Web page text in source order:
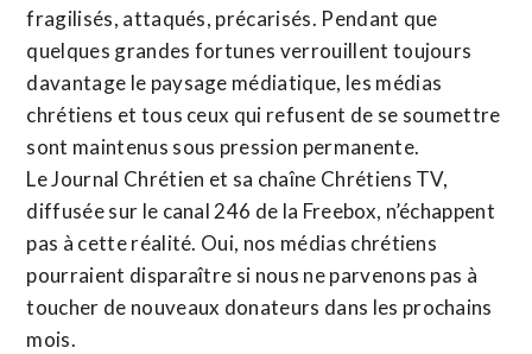
fragilisés, attaqués, précarisés. Pendant que
quelques grandes fortunes verrouillent toujours
davantage le paysage médiatique, les médias
chrétiens et tous ceux qui refusent de se soumettre
sont maintenus sous pression permanente.
Le Journal Chrétien et sa chaîne Chrétiens TV,
diffusée sur le canal 246 de la Freebox, n’échappent
pas à cette réalité. Oui, nos médias chrétiens
pourraient disparaître si nous ne parvenons pas à
toucher de nouveaux donateurs dans les prochains
mois.